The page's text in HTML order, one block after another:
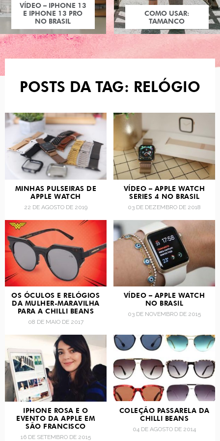
VÍDEO – IPHONE 13
E IPHONE 13 PRO
NO BRASIL
COMO USAR:
TAMANCO
POSTS DA TAG: RELÓGIO
MINHAS PULSEIRAS DE
APPLE WATCH
22 DE AGOSTO DE 2019
VÍDEO – APPLE WATCH
SERIES 4 NO BRASIL
03 DE DEZEMBRO DE 2018
OS ÓCULOS E RELÓGIOS
DA MULHER-MARAVILHA
PARA A CHILLI BEANS
08 DE MAIO DE 2017
VÍDEO – APPLE WATCH
NO BRASIL
03 DE NOVEMBRO DE 2015
IPHONE ROSA E O
EVENTO DA APPLE EM
SÃO FRANCISCO
16 DE SETEMBRO DE 2015
COLEÇÃO PASSARELA DA
CHILLI BEANS
04 DE AGOSTO DE 2014